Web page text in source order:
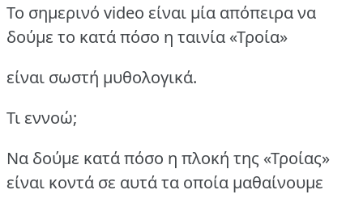
To σημερινό video είναι μία απόπειρα να
δούμε το κατά πόσο η ταινία «Τροία»
είναι σωστή μυθολογικά.
Τι εννοώ;
Να δούμε κατά πόσο η πλοκή της «Τροίας»
είναι κοντά σε αυτά τα οποία μαθαίνουμε